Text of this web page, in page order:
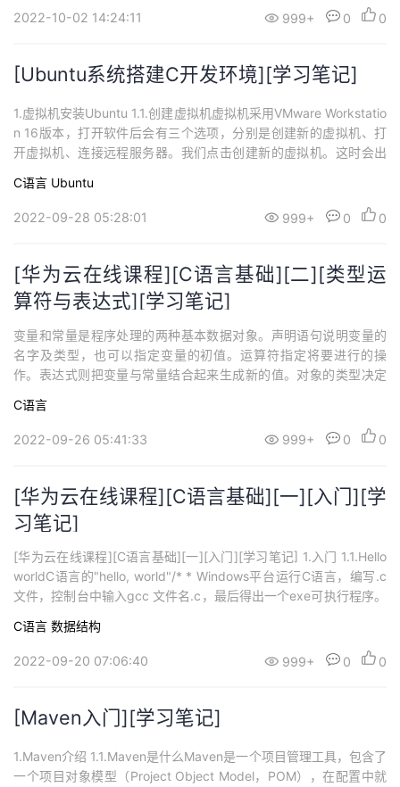
式} 语句1else 语句2语句执行时，先计算表达式的值，如...
2022-10-02 14:24:11 999+ 0 0
[Ubuntu系统搭建C开发环境][学习笔记]
1.虚拟机安装Ubuntu 1.1.创建虚拟机虚拟机采用VMware Workstatio
n 16版本，打开软件后会有三个选项，分别是创建新的虚拟机、打
开虚拟机、连接远程服务器。我们点击创建新的虚拟机。这时会出
典型的话虚拟机会自动加载Ubuntu系统镜像采用虚拟机默认的配置
安装，我们通常选择自定义方式进行安装。在硬件兼容性界面直接
C语言 Ubuntu
2022-09-28 05:28:01 999+ 0 0
[华为云在线课程][C语言基础][二][类型运
算符与表达式][学习笔记]
变量和常量是程序处理的两种基本数据对象。声明语句说明变量的
名字及类型，也可以指定变量的初值。运算符指定将要进行的操
作。表达式则把变量与常量结合起来生成新的值。对象的类型决定
由字母和数字组成的序列，第一个字符必须为字母。下划线被看作
是字母，通常用于命名较长的变量名，以提高可读性。C语言是严格
C语言
2022-09-26 05:41:33 999+ 0 0
[华为云在线课程][C语言基础][一][入门][学
习笔记]
[华为云在线课程][C语言基础][一][入门][学习笔记] 1.入门 1.1.Hello
worldC语言的"hello, world"/* * Windows平台运行C语言，编写.c
文件，控制台中输入gcc 文件名.c，最后得出一个exe可执行程序。
数，这函数不接受参数值int main(){ ...
C语言 数据结构
2022-09-20 07:06:40 999+ 0 0
[Maven入门][学习笔记]
1.Maven介绍 1.1.Maven是什么Maven是一个项目管理工具，包含了
一个项目对象模型（Project Object Model，POM），在配置中就